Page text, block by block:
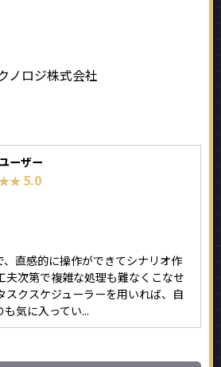
ノロジ株式会社
ーザー
5.0
直感的に操作ができてシナリオ作
夫次第で複雑な処理も難なくこなせ
スクスケジューラーを用いれば、自
気に入ってい...